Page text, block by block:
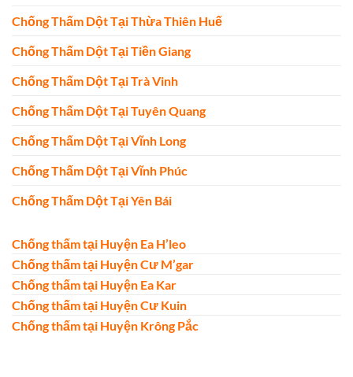
Chống Thấm Dột Tại Thừa Thiên Huế
Chống Thấm Dột Tại Tiền Giang
Chống Thấm Dột Tại Trà Vinh
Chống Thấm Dột Tại Tuyên Quang
Chống Thấm Dột Tại Vĩnh Long
Chống Thấm Dột Tại Vĩnh Phúc
Chống Thấm Dột Tại Yên Bái
Chống thấm tại Huyện Ea H’leo
Chống thấm tại Huyện Cư M’gar
Chống thấm tại Huyện Ea Kar
Chống thấm tại Huyện Cư Kuin
Chống thấm tại Huyện Krông Pắc